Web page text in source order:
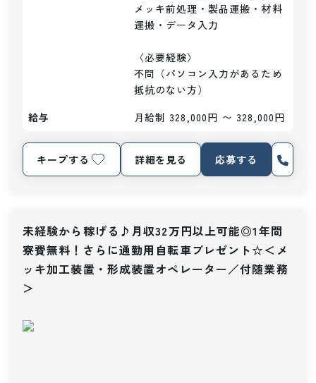
メッキ前処理・製品運搬・材料
運搬・データ入力
〈必要経験〉
不問（パソコン入力があるため
抵抗のない方）
給与
月給制 328,000円 〜 328,000円
キープする 詳細を見る 応募する
未経験から稼げる♪月収32万円以上可能◎1年間
寮費無料！さらに通勤用自転車プレゼント☆＜メ
ッキ加工装置・形成装置オペレーター／付随業務
＞